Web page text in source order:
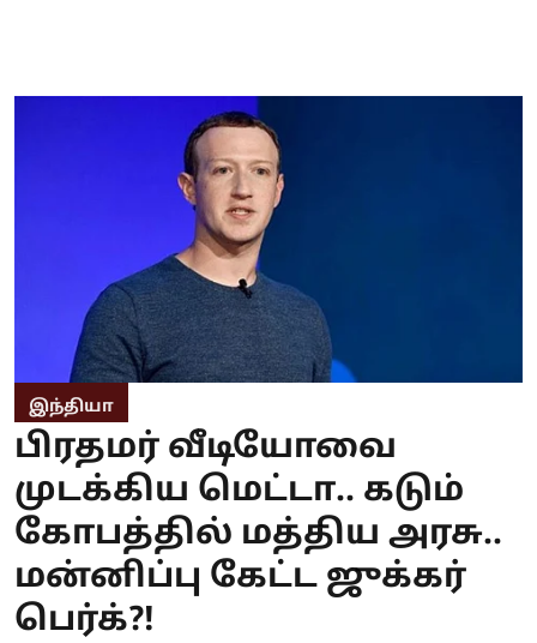
இந்தியா
பிரதமர் வீடியோவை
முடக்கிய மெட்டா.. கடும்
கோபத்தில் மத்திய அரசு..
மன்னிப்பு கேட்ட ஜுக்கர்
பெர்க்?!